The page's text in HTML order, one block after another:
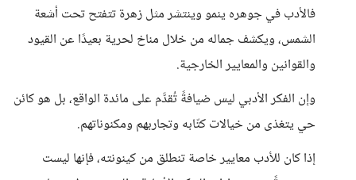
فالأدب في جوهره ينمو وينتشر مثل زهرة تتفتح تحت أشعة
الشمس، ويكشف جماله من خلال مناخ لحرية بعيدًا عن القيود
والقوانين والمعايير الخارجية.
وإن الفكر الأدبي ليس ضيافةً تُقدَّم على مائدة الواقع، بل هو كائن
حي يتغذى من خيالات كتّابه وتجاربهم ومكنوناتهم.
إذا كان للأدب معايير خاصة تنطلق من كينونته، فإنها ليست